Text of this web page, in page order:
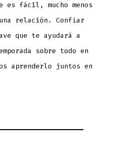
es fácil, mucho menos
relación. Confiar
que te ayudará a
sobre todo en
aprenderlo juntos en